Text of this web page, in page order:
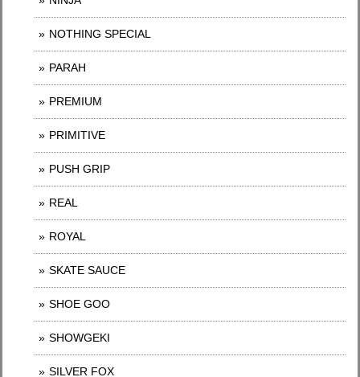
NOTHING SPECIAL
PARAH
PREMIUM
PRIMITIVE
PUSH GRIP
REAL
ROYAL
SKATE SAUCE
SHOE GOO
SHOWGEKI
SILVER FOX